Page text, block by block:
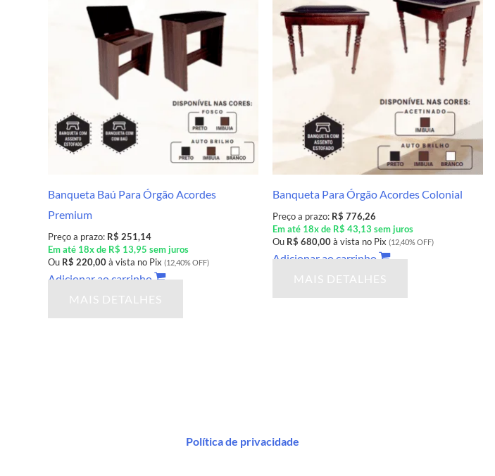
Banqueta Baú Para Órgão Acordes
Premium
Preço a prazo: R$ 251,14
Em até 18x de R$ 13,95 sem juros
Ou R$ 220,00à vista no Pix (12,40% OFF)
Adicionar ao carrinho
MAIS DETALHES
Banqueta Para Órgão Acordes Colonial
Preço a prazo: R$ 776,26
Em até 18x de R$ 43,13 sem juros
Ou R$ 680,00à vista no Pix (12,40% OFF)
Adicionar ao carrinho
MAIS DETALHES
Política de privacidade